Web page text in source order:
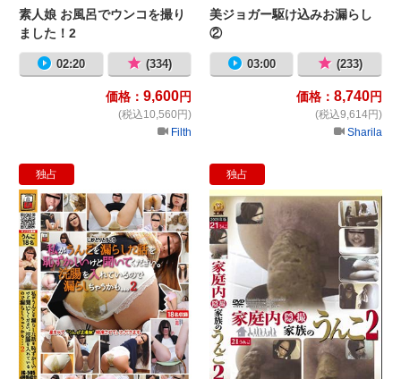
素人娘 お風呂でウンコを撮り
ました！2
02:20 (334)
価格： 9,600円
(税込10,560円)
Filth
美ジョガー駆け込みお漏らし
②
03:00 (233)
価格： 8,740円
(税込9,614円)
Sharila
独占
じがどりとうこう 私がうんこを漏
独占
家